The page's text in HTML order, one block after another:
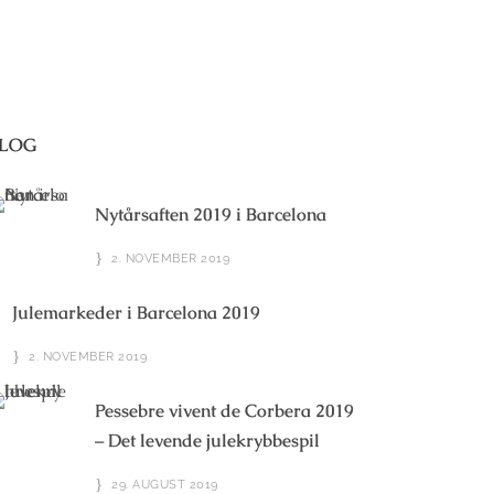
Nytårsaften 2019 i Barcelona
2. NOVEMBER 2019
Julemarkeder i Barcelona 2019
2. NOVEMBER 2019
Pessebre vivent de Corbera 2019
– Det levende julekrybbespil
29. AUGUST 2019